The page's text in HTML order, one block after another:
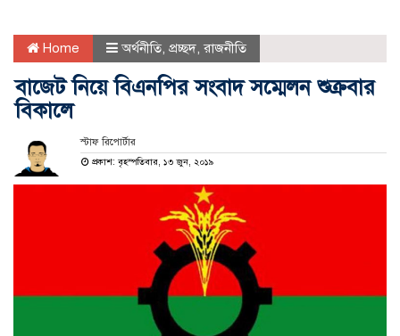
Home অর্থনীতি, প্রচ্ছদ, রাজনীতি
বাজেট নিয়ে বিএনপির সংবাদ সম্মেলন শুক্রবার
বিকালে
স্টাফ রিপোর্টার
প্রকাশ: বৃহস্পতিবার, ১৩ জুন, ২০১৯